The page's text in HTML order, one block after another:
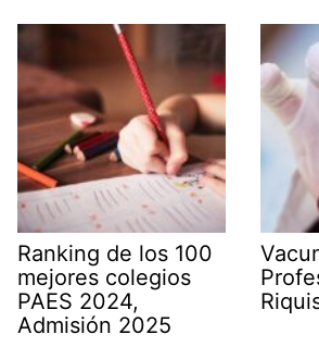
Ranking de los 100
mejores colegios
PAES 2024,
Admisión 2025